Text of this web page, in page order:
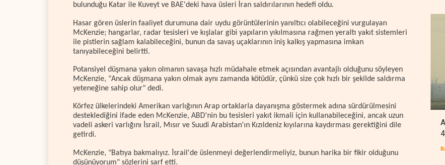
bulunduğu Katar ile Kuveyt ve BAE'deki hava üsleri İran saldırılarının hedefi oldu.
Hasar gören üslerin faaliyet durumuna dair uydu görüntülerinin yanıltıcı olabileceğini vurgulayan
McKenzie; hangarlar, radar tesisleri ve kışlalar gibi yapıların yıkılmasına rağmen yeraltı yakıt sistemleri
ile pistlerin sağlam kalabileceğini, bunun da savaş uçaklarının iniş kalkış yapmasına imkan
tanıyabileceğini belirtti.
Potansiyel düşmana yakın olmanın savaşa hızlı müdahale etmek açısından avantajlı olduğunu söyleyen
McKenzie, "Ancak düşmana yakın olmak aynı zamanda kötüdür, çünkü size çok hızlı bir şekilde saldırma
yeteneğine sahip olur" dedi.
Körfez ülkelerindeki Amerikan varlığının Arap ortaklarla dayanışma göstermek adına sürdürülmesini
desteklediğini ifade eden McKenzie, ABD'nin bu tesisleri yakıt ikmali için kullanabileceğini, ancak uzun
vadeli askeri varlığını İsrail, Mısır ve Suudi Arabistan'ın Kızıldeniz kıyılarına kaydırması gerektiğini dile
getirdi.
McKenzie, "Batıya bakmalıyız. İsrail'de üslenmeyi değerlendirmeliyiz, bunun harika bir fikir olduğunu
düşünüyorum" sözlerini sarf etti.